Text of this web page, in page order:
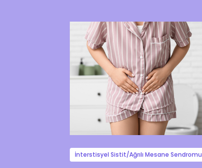
İnterstisyel Sistit/Ağrılı Mesane Sendromu